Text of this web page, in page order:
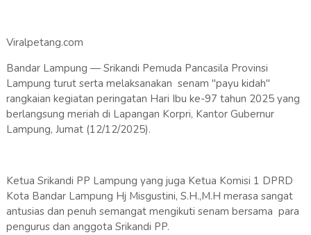
Viralpetang.com
Bandar Lampung — Srikandi Pemuda Pancasila Provinsi
Lampung turut serta melaksanakan senam "payu kidah"
rangkaian kegiatan peringatan Hari Ibu ke-97 tahun 2025 yang
berlangsung meriah di Lapangan Korpri, Kantor Gubernur
Lampung, Jumat (12/12/2025).
Ketua Srikandi PP Lampung yang juga Ketua Komisi 1 DPRD
Kota Bandar Lampung Hj Misgustini, S.H.,M.H merasa sangat
antusias dan penuh semangat mengikuti senam bersama para
pengurus dan anggota Srikandi PP.